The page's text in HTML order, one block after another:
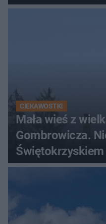
Świętokrzyskich
CIEKAWOSTKI
Mała wieś z
Gombrowicza.
Świętokrzyskiem